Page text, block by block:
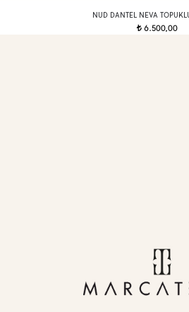
NUD DANTEL NEVA
t 6.500,00